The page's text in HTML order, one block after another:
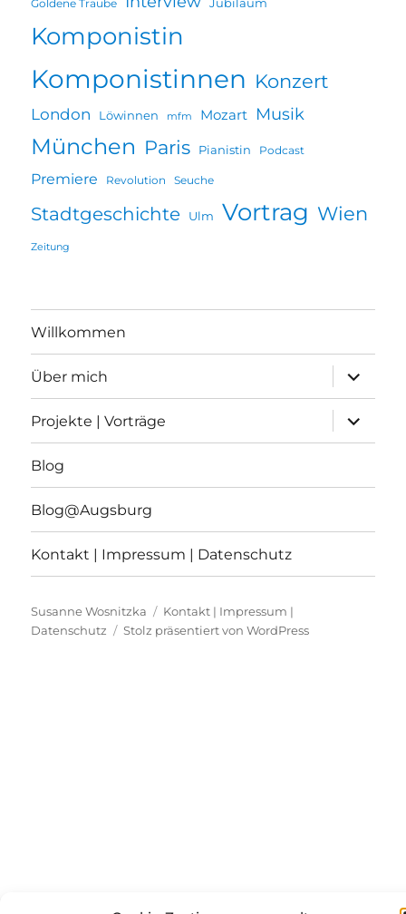
Goldene Traube
Komponistin
Komponistinnen Konzert
London Löwinnen mfm Mozart Musik
München Paris Pianistin Podcast
Premiere Revolution Seuche
Stadtgeschichte Ulm Vortrag Wien
Zeitung
Willkommen
Über mich
öffnen
Projekte | Vorträge
öffnen
Blog
Blog@Augsburg
Kontakt | Impressum | Datenschutz
Susanne Wosnitzka
Kontakt | Impressum |
Datenschutz
Stolz präsentiert von WordPress